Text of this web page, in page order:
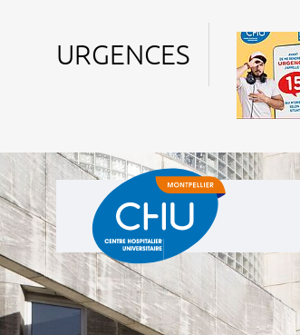
URGENCES